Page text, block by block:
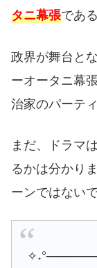
タニ幕張であ
政界が舞台と
ーオータニ幕
治家のパーテ
まだ、ドラマ
るかは分かり
ーンではない